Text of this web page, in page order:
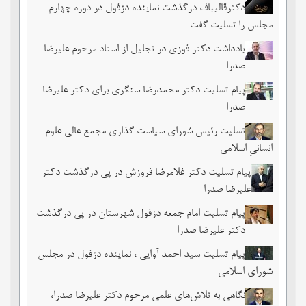
دکترقالیباف درگذشت نماینده دزفول در دوره چهارم
مجلس را تسلیت گفت
یادداشت دکتر فوزی در تجلیل از استاد مرحوم علیرضا
صدرا
پیام تسلیت دکتر محمدرضا سنگری برای دکتر علیرضا
صدرا
تسلیت رئیس شورای سیاست گذاری مجمع عالی علوم
انسانیِ اسلامی
پیام تسلیت دکتر غلامرضا فروزش در پی درگذشت دکتر
علیرضا صدرا
پیام تسلیت امام جمعه دزفول شهرستان در پی درگذشت
دکتر علیرضا صدرا
پیام تسلیت سید احمد آوایی ، نماینده دزفول در مجلس
شورای اسلامی
نگاهی به تلاش‌های علمی مرحوم دکتر علیرضا صدرا،